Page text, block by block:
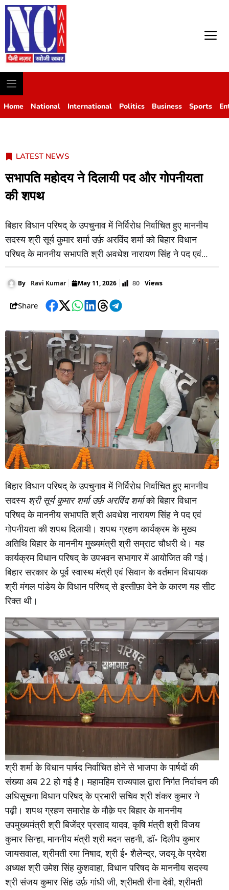
Home National International Politics Business Sports
LATEST NEWS
सभापति महोदय ने दिलायी पद और गोपनीयता
की शपथ
बिहार विधान परिषद् के उपचुनाव में निर्विरोध निर्वाचित हुए माननीय
सदस्य श्री सूर्य कुमार शर्मा उर्फ़ अरविंद शर्मा को बिहार विधान
परिषद के माननीय सभापति श्री अवधेश नारायण सिंह ने पद एवं
गोपनीयता की शपथ दिलायी। शपथ ग्रहण कार्यक्रम के मुख्य
अतिथि बिहार के माननीय मुख्यमंत्री श्री सम्राट चौधरी थे। यह
कार्यक्रम विधान परिषद् के
By Ravi Kumar May 11, 2026 80 Views
Share
Facebook
TwitterWhatsApp
LinkedIn
ThreadsTelegram
बिहार विधान परिषद् के उपचुनाव में निर्विरोध निर्वाचित हुए माननीय
सदस्य श्री सूर्य कुमार शर्मा उर्फ़ अरविंद शर्माको बिहार विधान
परिषद के माननीय सभापति श्री अवधेश नारायण सिंह ने पद एवं
गोपनीयता की शपथ दिलायी। शपथ ग्रहण कार्यक्रम के मुख्य
अतिथि बिहार के माननीय मुख्यमंत्री श्री सम्राट चौधरी थे। यह
कार्यक्रम विधान परिषद् के उपभवन सभागार में आयोजित की गई।
बिहार सरकार के पूर्व स्वास्थ मंत्री एवं सिवान के वर्तमान विधायक
श्री मंगल पांडेय के विधान परिषद् से इस्तीफ़ा देने के कारण यह सीट
रिक्त थी।
श्री शर्मा के विधान पार्षद निर्वाचित होने से भाजपा के पार्षदों की
संख्या अब 22 हो गई है। महामहिम राज्यपाल द्वारा निर्गत निर्वाचन की
अधिसूचना विधान परिषद् के प्रभारी सचिव श्री शंकर कुमार ने
पढ़ी। शपथ ग्रहण समारोह के मौक़े पर बिहार के माननीय
उपमुख्यमंत्री श्री बिजेंद्र प्रसाद यादव, कृषि मंत्री श्री विजय
कुमार सिन्हा, माननीय मंत्री श्री मदन सहनी, डॉ॰ दिलीप कुमार
जायसवाल, श्रीमती रमा निषाद, श्री ई॰ शैलेन्द्र, जदयू के प्रदेश
अध्यक्ष श्री उमेश सिंह कुशवाहा, विधान परिषद के माननीय सदस्य
श्री संजय कुमार सिंह उर्फ़ गांधी जी, श्रीमती रीना देवी, श्रीमती